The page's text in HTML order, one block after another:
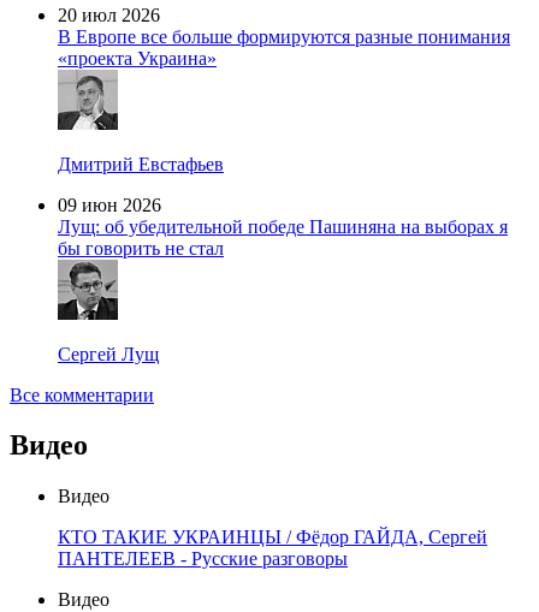
20 июл 2026
В Европе все больше формируются разные понимания
«проекта Украина»
Дмитрий Евстафьев
09 июн 2026
Лущ: об убедительной победе Пашиняна на выборах я
бы говорить не стал
Сергей Лущ
Все комментарии
Видео
Видео
КТО ТАКИЕ УКРАИНЦЫ / Фёдор ГАЙДА, Сергей
ПАНТЕЛЕЕВ - Русские разговоры
Видео